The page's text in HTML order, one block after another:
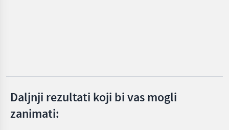
Wintec
Schmidt
Daljnji rezultati koji bi vas mogli
zanimati: